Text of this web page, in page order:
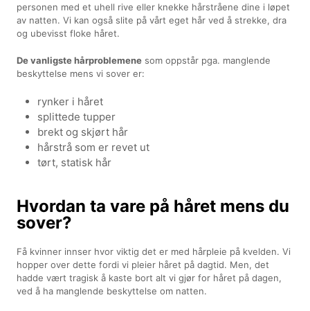
personen med et uhell rive eller knekke hårstråene dine i løpet
av natten. Vi kan også slite på vårt eget hår ved å strekke, dra
og ubevisst floke håret.
De vanligste hårproblemene som oppstår pga. manglende
beskyttelse mens vi sover er:
rynker i håret
splittede tupper
brekt og skjørt hår
hårstrå som er revet ut
tørt, statisk hår
Hvordan ta vare på håret mens du
sover?
Få kvinner innser hvor viktig det er med hårpleie på kvelden. Vi
hopper over dette fordi vi pleier håret på dagtid. Men, det
hadde vært tragisk å kaste bort alt vi gjør for håret på dagen,
ved å ha manglende beskyttelse om natten.